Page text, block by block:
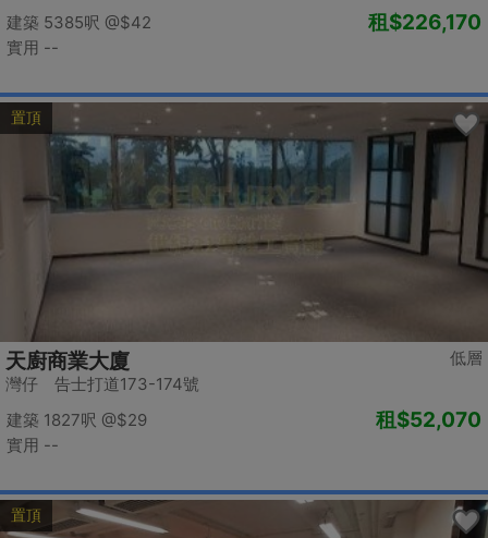
建築 5385呎 @$42
實用 --
租$226,170
置頂
低層
天廚商業大廈
灣仔 告士打道173-174號
建築 1827呎 @$29
實用 --
租$52,070
置頂